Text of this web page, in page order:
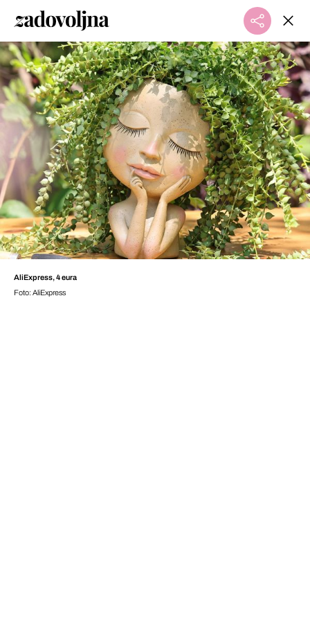
AliExpress, 4 eura
Foto: AliExpress